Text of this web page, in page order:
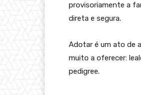
provisoriamente a
direta e segura.
Adotar é um ato de
muito a oferecer:
pedigree.